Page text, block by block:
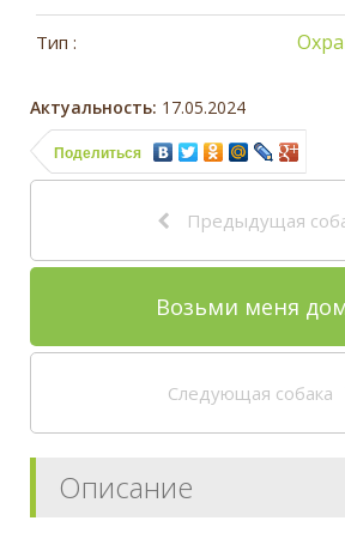
Тип :
Актуальность: 17.05.2024
Поделиться
Предыдущая
Возьми меня
Следующая собака
Описание